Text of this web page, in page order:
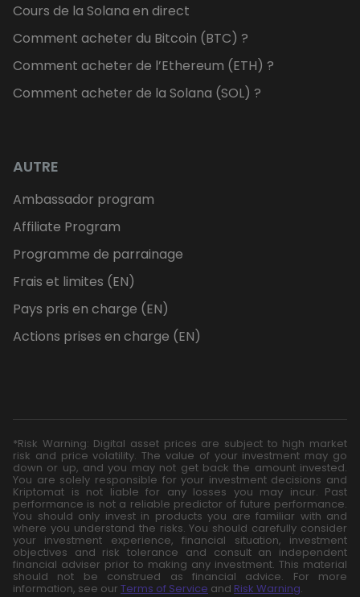
Cours de la Solana en direct
Comment acheter du Bitcoin (BTC) ?
Comment acheter de l’Ethereum (ETH) ?
Comment acheter de la Solana (SOL) ?
AUTRE
Ambassador program
Affiliate Program
Programme de parrainage
Frais et limites (EN)
Pays pris en charge (EN)
Actions prises en charge (EN)
*Risk Warning: Digital asset prices are subject to high market
risk and price volatility. The value of your investment may go
down or up, and you may not get back the amount invested.
You are solely responsible for your investment decisions and
Kriptomat is not liable for any losses you may incur. Past
performance is not a reliable predictor of future performance.
You should only invest in products you are familiar with and
where you understand the risks. You should carefully consider
your investment experience, financial situation, investment
objectives and risk tolerance and consult an independent
financial adviser prior to making any investment. This material
should not be construed as financial advice. For more
information, see our Terms of Service and Risk Warning.